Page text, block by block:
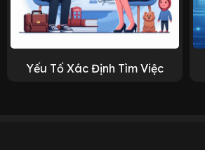
Yếu Tố Xác Định Tìm Việc